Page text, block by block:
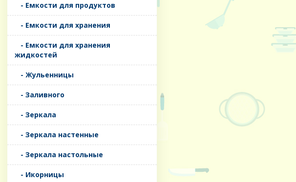
- Емкости для продуктов
- Емкости для хранения
- Емкости для хранения
жидкостей
- Жульенницы
- Заливного
- Зеркала
- Зеркала настенные
- Зеркала настольные
- Икорницы